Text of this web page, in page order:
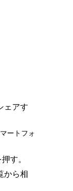
ェアす
ートフォ
す。
から相